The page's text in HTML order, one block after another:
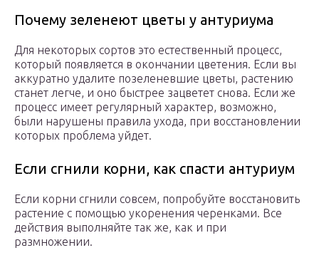
Почему зеленеют цветы у антуриума
Для некоторых сортов это естественный процесс,
который появляется в окончании цветения. Если вы
аккуратно удалите позеленевшие цветы, растению
станет легче, и оно быстрее зацветет снова. Если же
процесс имеет регулярный характер, возможно,
были нарушены правила ухода, при восстановлении
которых проблема уйдет.
Если сгнили корни, как спасти антуриум
Если корни сгнили совсем, попробуйте восстановить
растение с помощью укоренения черенками. Все
действия выполняйте так же, как и при
размножении.